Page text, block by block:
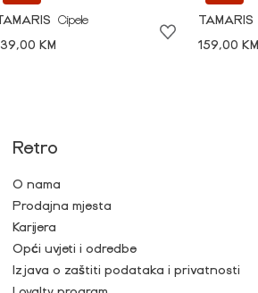
Cipele
KM
TAMARIS
159,00 KM
Retro
O nama
Prodajna mjesta
Karijera
Opći uvjeti i odredbe
Izjava o zaštiti podataka i privatnosti